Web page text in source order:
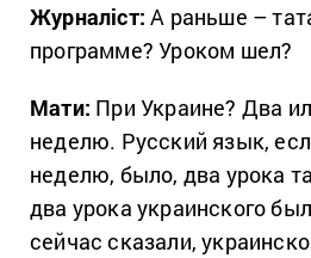
Журналіст: А раньше –
программе? Уроком шел?
Мати: При Украине? Два
неделю. Русский язык,
неделю, было, два урока
два урока украинского
сейчас сказали,